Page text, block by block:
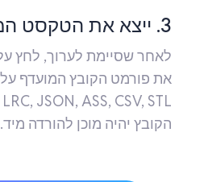
3. ייצא את הטקסט המתומלל
הקובץ יהיה מוכן להורדה מיד.